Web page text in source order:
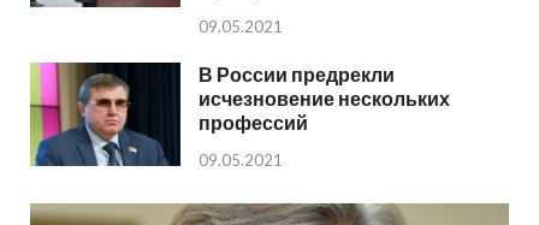
09.05.2021
В России предрекли
исчезновение нескольких
профессий
09.05.2021